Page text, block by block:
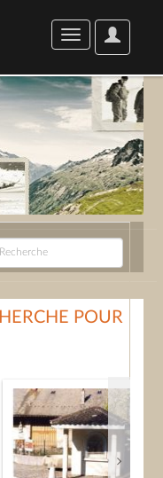
User
Options
Toggle
navigation
POUR